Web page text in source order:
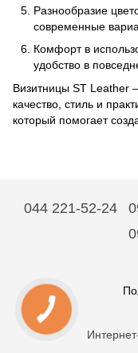
Разнообразие
современные
Комфорт в
удобство в
Визитницы ST Leather
качество, стиль и
который помогает
044 221-52-24